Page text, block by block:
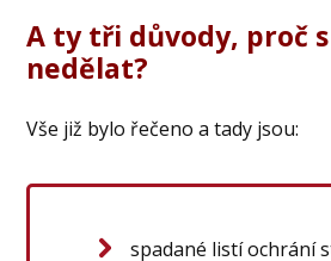
A ty tři důvody, proč
nedělat?
Vše již bylo řečeno a tady jsou:
spadané listí ochrání